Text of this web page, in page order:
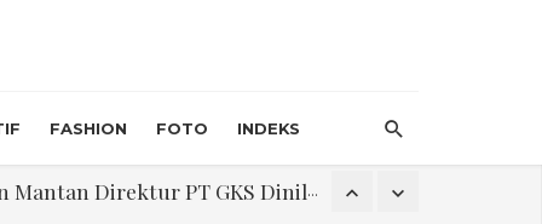
FASHION FOTO INDEKS
Direktur PT GKS Dinilai Rancu